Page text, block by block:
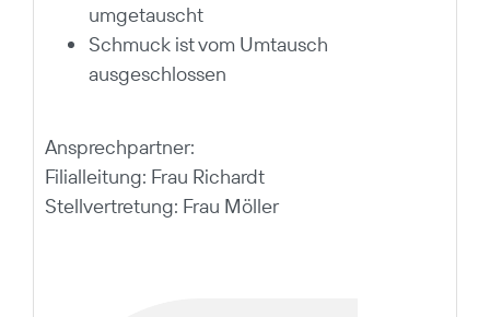
umgetauscht
Schmuck ist vom Umtausch
ausgeschlossen
Ansprechpartner:
Filialleitung: Frau Richardt
Stellvertretung: Frau Möller